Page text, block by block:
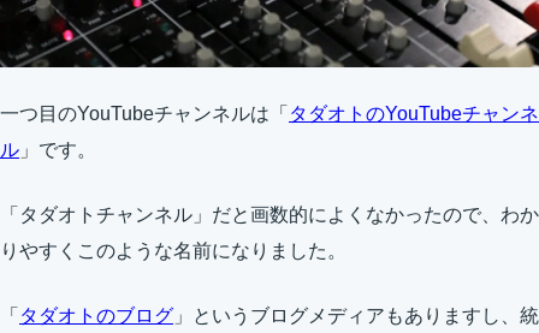
一つ目のYouTubeチャンネルは「 タダオトのYouTubeチャンネ
ル 」です。
「タダオトチャンネル」だと画数的によくなかったので、わか
りやすくこのような名前になりました。
「 タダオトのブログ 」というブログメディアもありますし、統